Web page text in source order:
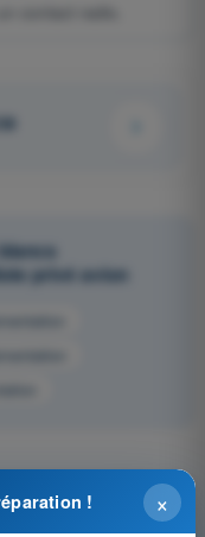
privé avion
×
!